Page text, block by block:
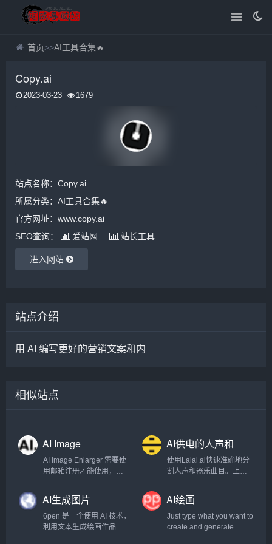
首页>>AI工具合集🔥
Copy.ai
2023-03-23 1679
站点名称：Copy.ai
所属分类： AI工具合集🔥
官方网址：www.copy.ai
SEO查询：
爱站网 站长工具
进入网站
站点介绍
用 AI 编写更好的营销文案和内
相似站点
AI Image
Enlarger
AI Image Enlarger 需要使
用邮箱注册才能使用，注
额度。
AI供电的人声和
器乐曲目清除器
使用Lalal.ai快速准确地分
割人声和器乐曲目。上传
内接收高质量的提取曲
目。.
AI生成图片
6pen 是一个使用 AI 技术，
利用文本生成绘画作品的
AI绘画
Just type what you want to
create and generate